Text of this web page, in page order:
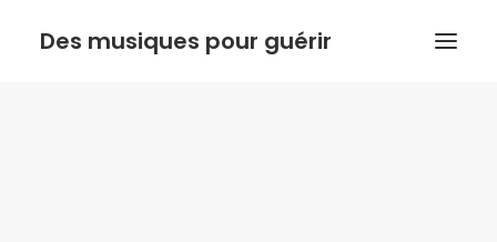
Des musiques pour guérir